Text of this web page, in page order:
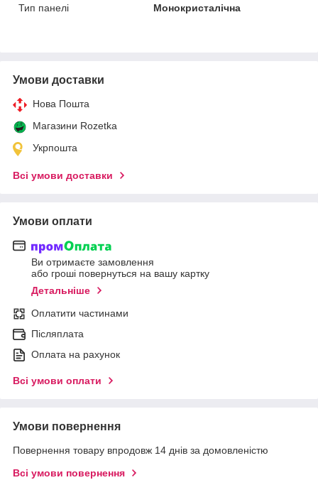
Тип панелі
Монокристалічна
Умови доставки
Нова Пошта
Магазини Rozetka
Укрпошта
Всі умови доставки
Умови оплати
Ви отримаєте замовлення
або гроші повернуться на вашу картку
Детальніше
Оплатити частинами
Післяплата
Оплата на рахунок
Всі умови оплати
Умови повернення
Повернення товару впродовж 14 днів за домовленістю
Всі умови повернення